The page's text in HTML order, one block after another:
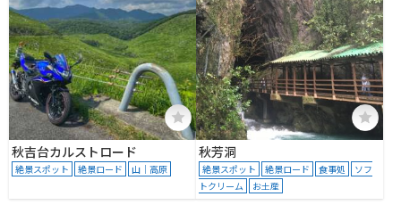
秋吉台カルストロード
絶景スポット 絶景ロード 山｜高原
秋芳洞
絶景スポット 絶景ロード 食事処
ソフ
トクリーム
お土産